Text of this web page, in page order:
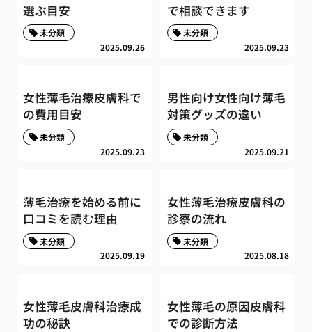
選ぶ目安
2025.09.26
未分類
で相談できます
2025.09.23
未分類
女性薄毛治療皮膚科で
の費用目安
2025.09.23
未分類
男性向け女性向け薄毛
対策グッズの違い
2025.09.21
未分類
薄毛治療を始める前に
口コミを読む理由
2025.09.19
未分類
女性薄毛治療皮膚科の
診察の流れ
2025.08.18
未分類
女性薄毛皮膚科治療成
功の秘訣
女性薄毛の原因皮膚科
での診断方法